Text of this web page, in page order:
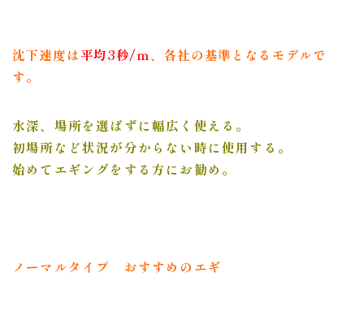
沈下速度は平均3秒/ｍ、各社の基準となるモデルで
す。
水深、場所を選ばずに幅広く使える。
初場所など状況が分からない時に使用する。
始めてエギングをする方にお勧め。
ノーマルタイプ おすすめのエギ